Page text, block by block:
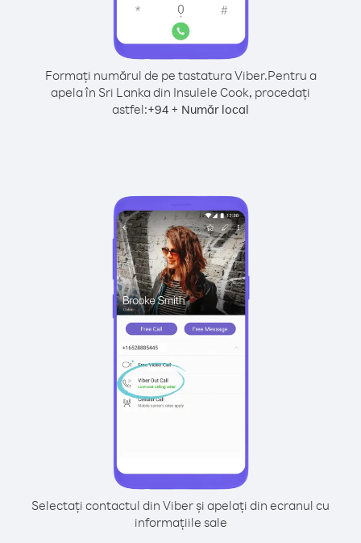
Formați numărul de pe tastatura Viber.Pentru a
apela în Sri Lanka din Insulele Cook, procedați
astfel:+94 + Număr local
Selectați contactul din Viber și apelați din ecranul cu
informațiile sale